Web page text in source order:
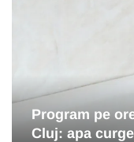
Program pe
Cluj: apa